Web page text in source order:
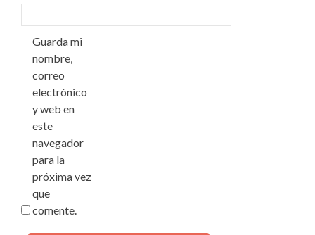
Guarda mi
nombre,
correo
electrónico
y web en
este
navegador
para la
próxima vez
que
comente.